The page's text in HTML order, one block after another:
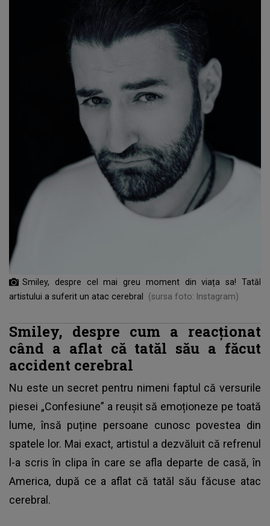
Smiley, despre cel mai greu moment din viața sa! Tatăl
artistului a suferit un atac cerebral
(sursa foto: Instagram)
Smiley, despre cum a reacționat
când a aflat că tatăl său a făcut
accident cerebral
Nu este un secret pentru nimeni faptul că versurile
piesei „Confesiune” a reușit să emoționeze pe toată
lume, însă puține persoane cunosc povestea din
spatele lor. Mai exact, artistul a dezvăluit că refrenul
l-a scris în clipa în care se afla departe de casă, în
America, după ce a aflat că tatăl său făcuse atac
cerebral.